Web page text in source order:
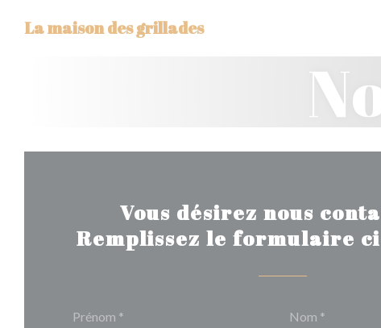
La maison des grillades
Vous désirez nous
Remplissez le formulaire